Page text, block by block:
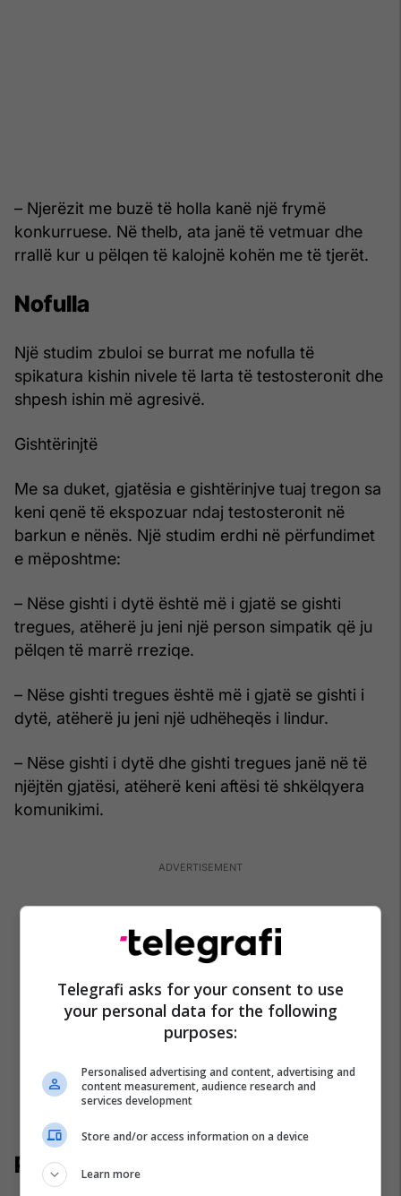
– Njerëzit me buzë të holla kanë një frymë
konkurruese. Në thelb, ata janë të vetmuar dhe
rrallë kur u pëlqen të kalojnë kohën me të tjerët.
Nofulla
Një studim zbuloi se burrat me nofulla të
spikatura kishin nivele të larta të testosteronit dhe
shpesh ishin më agresivë.
Gishtërinjtë
Me sa duket, gjatësia e gishtërinjve tuaj tregon sa
keni qenë të ekspozuar ndaj testosteronit në
barkun e nënës. Një studim erdhi në përfundimet
e mëposhtme:
– Nëse gishti i dytë është më i gjatë se gishti
tregues, atëherë ju jeni një person simpatik që ju
pëlqen të marrë rreziqe.
– Nëse gishti tregues është më i gjatë se gishti i
dytë, atëherë ju jeni një udhëheqës i lindur.
– Nëse gishti i dytë dhe gishti tregues janë në të
njëjtën gjatësi, atëherë keni aftësi të shkëlqyera
komunikimi.
Pëllëmbët
Telegrafi asks for your consent to use
your personal data for the following
purposes:
Personalised advertising and content, advertising and
content measurement, audience research and
services development
Store and/or access information on a device
Learn more